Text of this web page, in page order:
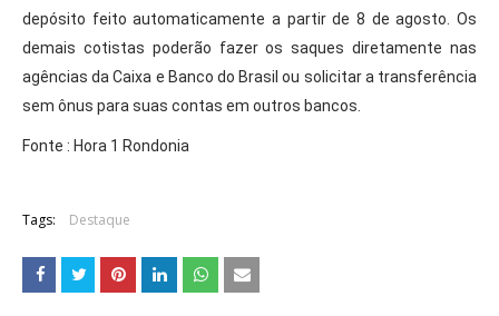
depósito feito automaticamente a partir de 8 de agosto. Os
demais cotistas poderão fazer os saques diretamente nas
agências da Caixa e Banco do Brasil ou solicitar a transferência
sem ônus para suas contas em outros bancos.
Fonte : Hora 1 Rondonia
Tags: Destaque